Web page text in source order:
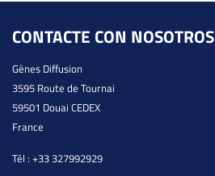
CONTACTE CON NOSOTROS
Gènes Diffusion
3595 Route de Tournai
59501 Douai CEDEX
France
Tél : +33 327992929